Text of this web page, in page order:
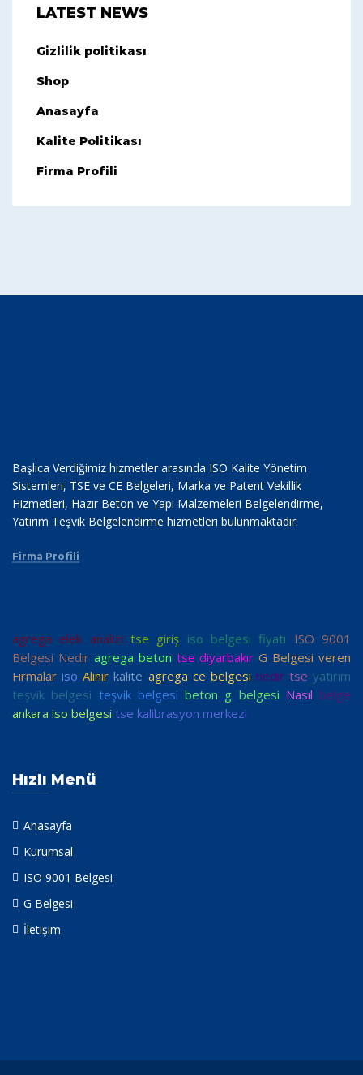
LATEST NEWS
Gizlilik politikası
Shop
Anasayfa
Kalite Politikası
Firma Profili
Başlıca Verdiğimiz hizmetler arasında ISO Kalite Yönetim
Sistemleri, TSE ve CE Belgeleri, Marka ve Patent Vekillik
Hizmetleri, Hazır Beton ve Yapı Malzemeleri Belgelendirme,
Yatırım Teşvik Belgelendirme hizmetleri bulunmaktadır.
Firma Profili
agrega elek analizi tse giriş iso belgesi fiyatı ISO 9001
Belgesi Nedir agrega beton tse diyarbakır G Belgesi veren
Firmalar iso Alınır kalite agrega ce belgesi nedir tse yatırım
teşvik belgesi teşvik belgesi beton g belgesi Nasıl belge
ankara iso belgesi tse kalibrasyon merkezi
Hızlı Menü
Anasayfa
Kurumsal
ISO 9001 Belgesi
G Belgesi
İletişim